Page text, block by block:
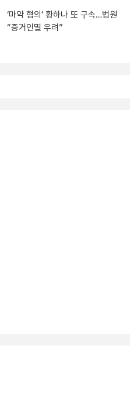
‘마약 혐의’ 황하나 또 구속…법원
“증거인멸 우려”